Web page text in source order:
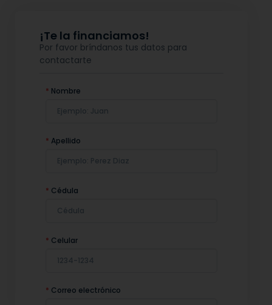
¡Te la financiamos!
Por favor bríndanos tus datos para
contactarte
* Nombre
* Apellido
* Cédula
* Celular
* Correo electrónico